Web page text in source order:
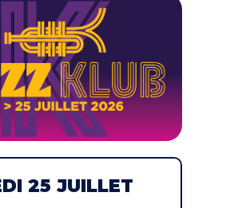
25 JUILLET